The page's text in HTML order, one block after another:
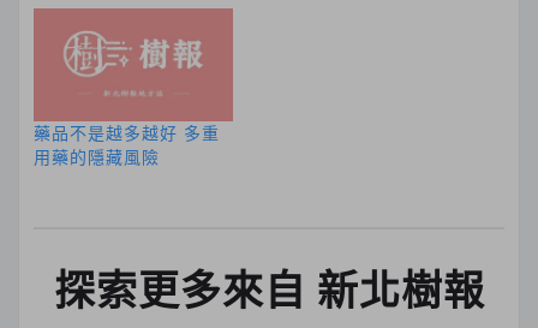
藥品不是越多越好 多重
用藥的隱藏風險
探索更多來自 新北樹報